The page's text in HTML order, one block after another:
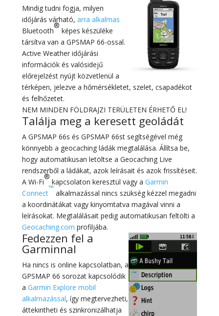
Mindig tudni fogja, milyen
időjárás várható, arra alkalmas
Bluetooth
®
képes készüléke
társítva van a GPSMAP 66-ossal.
Active Weather időjárási
információk és valósidejű
előrejelzést nyújt közvetlenül a
térképen, jelezve a hőmérsékletet, szelet, csapadékot
és felhőzetet.
NEM MINDEN FÖLDRAJZI TERÜLETEN ÉRHETŐ EL!
Találja meg a keresett geoládát
A GPSMAP 66s és GPSMAP 66st segítségével még
könnyebb a geocaching ládák megtalálása. Állítsa be,
hogy automatikusan letöltse a Geocaching Live
rendszerből a ládákat, azok leírásait és azok frissítéseit.
A Wi-Fi
®
kapcsolaton keresztül vagy a Garmin
Connect
™
alkalmazással nincs szükség kézzel megadni
a koordinátákat vagy kinyomtatva magával vinni a
leírásokat. Megtalálásait pedig automatikusan feltölti a
Geocaching.com profiljába.
Fedezzen fel a
Garminnal
Ha nincs is online kapcsolatban, a
GPSMAP 66 sorozat kapcsolódik
a Garmin Explore mobil
alkalmazással, így megtervezheti,
áttekintheti és szinkronizálhatja